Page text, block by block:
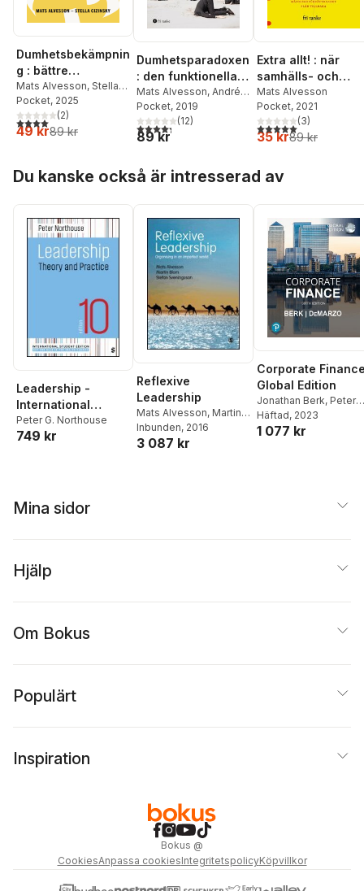
Dumhetsbekämpnin
g : bättre
organisationer och
mer mening i
arbetet
Mats Alvesson, Stella
Cizinsky
Pocket, 2025
4,0utav 5 stjärnor. Totalt antal röster:
(2)
49 kr89 kr
Dumhetsparadoxen
: den funktionella
dumhetens
fördelar och
fallgropar
Mats Alvesson, André
Spicer
Pocket, 2019
4,3utav 5 stjärnor. Totalt antal röster:
(12)
89 kr
Extra allt! : när
samhälls- och
människoförbättra
ndet slår tillbaka
Mats Alvesson
Pocket, 2021
5,0utav 5 stjärnor.
(3)
35 kr89 kr
Du kanske också är intresserad av
Leadership -
International
Student Edition
Peter G. Northouse
749 kr
Reflexive
Leadership
Mats Alvesson, Martin
Blom,Stefan
Sveningsson
Inbunden, 2016
3 087 kr
Corporate
Global Edition
Jonathan Berk, Peter
DeMarzo
Häftad, 2023
1 077 kr
Mina sidor
Hjälp
Om Bokus
Populärt
Inspiration
Bokus @
CookiesAnpassa cookiesIntegritetspolicyKöpvillkor